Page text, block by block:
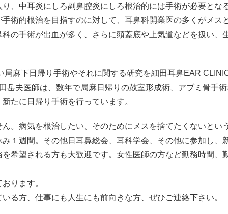
、中耳炎にしろ副鼻腔炎にしろ根治的には手術が必要とな
術的根治を目指すのに対して、耳鼻科開業医の多くがメス
の手術が出血が多く、さらに頭蓋底や上気道などを扱い、
局麻下日帰り手術やそれに関する研究を細田耳鼻EAR
岳夫医師は、数年で局麻日帰りの鼓室形成術、アブミ骨手
たに日帰り手術を行っています。
。病気を根治したい、そのためにメスを捨てたくないとい
１週間。その他日耳鼻総会、耳科学会、その他に参加し、
希望される方も大歓迎です。女性医師の方など勤務時間、
ります。
る方、仕事にも人生にも前向きな方、ぜひご連絡下さい。